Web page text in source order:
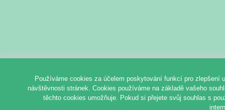
Používáme cookies za účelem poskytování funkcí pro zlepšení
návštěvnosti stránek. Cookies používáme na základě vašeho
těchto cookies umožňuje. Pokud si přejete svůj souhlas s